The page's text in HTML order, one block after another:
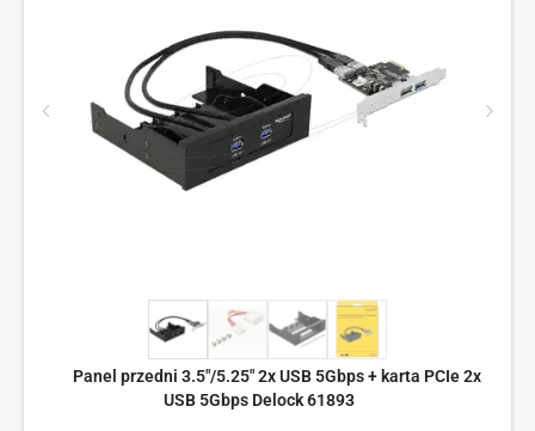
Panel przedni 3.5"/5.25" 2x USB 5Gbps + karta PCIe 2x
USB 5Gbps Delock 61893